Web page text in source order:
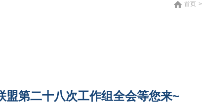
首页 >
盟第二十八次工作组全会等您来~